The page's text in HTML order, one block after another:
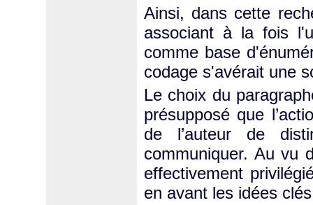
Ainsi, dans cette
associant à la fois
comme base
codage s'avérait une
Le choix du
présupposé que
de l’auteur de
communiquer. Au vu
effectivement
en avant les idées